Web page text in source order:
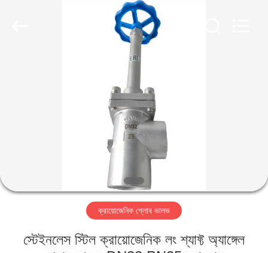
আমাদের
সম্পর্কে
কারখানা
ক্রায়োজেনিক গ্লোব ভালভ
স্টেইনলেস স্টিল ক্রায়োজেনিক লং শ্যাফ্ট অ্যাঙ্গেল